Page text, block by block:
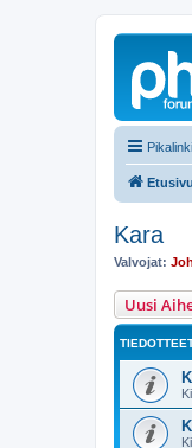
Etusivu
Kara
Valvojat:
Uusi